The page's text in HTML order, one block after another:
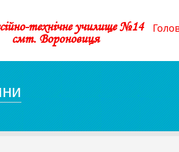
технічне училище №14
смт. Вороновиця